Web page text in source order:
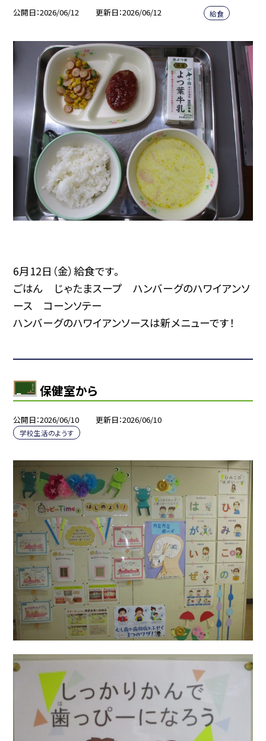
公開日 2026/06/12 更新日 2026/06/12 給食
6月12日（金）給食です。
ごはん じゃたまスープ ハンバーグのハワイアンソ
ース コーンソテー
ハンバーグのハワイアンソースは新メニューです！
保健室から
公開日 2026/06/10 更新日 2026/06/10
学校生活のようす